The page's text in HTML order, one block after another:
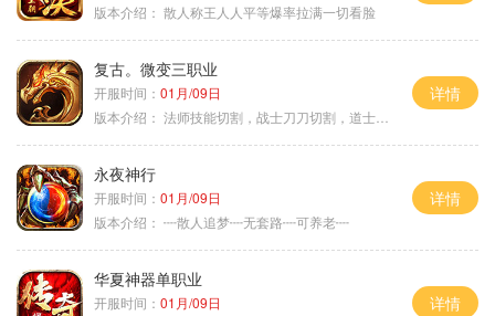
版本介绍： 散人称王人人平等爆率拉满一切看脸
复古。微变三职业
开服时间： 01月/09日
版本介绍： 法师技能切割，战士刀刀切割，道士宠物秒怪
详情
永夜神行
开服时间： 01月/09日
版本介绍： ┉散人追梦┉无套路┉可养老┉
详情
华夏神器单职业
开服时间： 01月/09日
详情